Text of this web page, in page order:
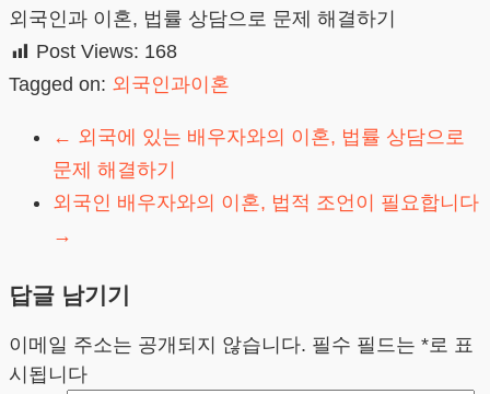
외국인과 이혼, 법률 상담으로 문제 해결하기
Post Views: 168
Tagged on: 외국인과이혼
← 외국에 있는 배우자와의 이혼, 법률 상담으로
문제 해결하기
외국인 배우자와의 이혼, 법적 조언이 필요합니다
→
답글 남기기
이메일 주소는 공개되지 않습니다. 필수 필드는 *로 표
시됩니다